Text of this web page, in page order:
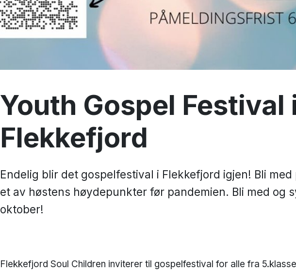
Youth Gospel Festival
Flekkefjord
Endelig blir det gospelfestival i Flekkefjord igjen! Bli
et av høstens høydepunkter før pandemien. Bli med og
oktober!
Flekkefjord Soul Children inviterer til gospelfestival for alle fra